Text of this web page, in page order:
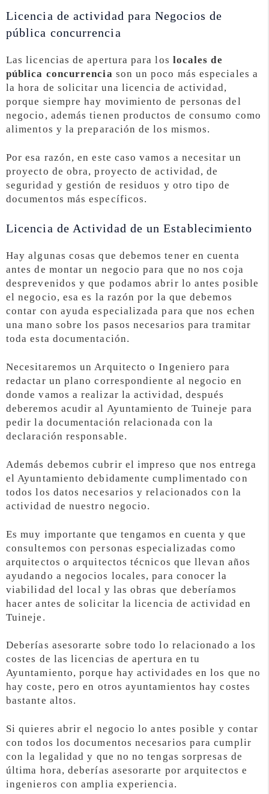
Licencia de actividad para Negocios de
pública concurrencia
Las licencias de apertura para los locales de
pública concurrencia son un poco más especiales a
la hora de solicitar una licencia de actividad,
porque siempre hay movimiento de personas del
negocio, además tienen productos de consumo como
alimentos y la preparación de los mismos.
Por esa razón, en este caso vamos a necesitar un
proyecto de obra, proyecto de actividad, de
seguridad y gestión de residuos y otro tipo de
documentos más específicos.
Licencia de Actividad de un Establecimiento
Hay algunas cosas que debemos tener en cuenta
antes de montar un negocio para que no nos coja
desprevenidos y que podamos abrir lo antes posible
el negocio, esa es la razón por la que debemos
contar con ayuda especializada para que nos echen
una mano sobre los pasos necesarios para tramitar
toda esta documentación.
Necesitaremos un Arquitecto o Ingeniero para
redactar un plano correspondiente al negocio en
donde vamos a realizar la actividad, después
deberemos acudir al Ayuntamiento de Tuineje para
pedir la documentación relacionada con la
declaración responsable.
Además debemos cubrir el impreso que nos entrega
el Ayuntamiento debidamente cumplimentado con
todos los datos necesarios y relacionados con la
actividad de nuestro negocio.
Es muy importante que tengamos en cuenta y que
consultemos con personas especializadas como
arquitectos o arquitectos técnicos que llevan años
ayudando a negocios locales, para conocer la
viabilidad del local y las obras que deberíamos
hacer antes de solicitar la licencia de actividad en
Tuineje.
Deberías asesorarte sobre todo lo relacionado a los
costes de las licencias de apertura en tu
Ayuntamiento, porque hay actividades en los que no
hay coste, pero en otros ayuntamientos hay costes
bastante altos.
Si quieres abrir el negocio lo antes posible y contar
con todos los documentos necesarios para cumplir
con la legalidad y que no no tengas sorpresas de
última hora, deberías asesorarte por arquitectos e
ingenieros con amplia experiencia.